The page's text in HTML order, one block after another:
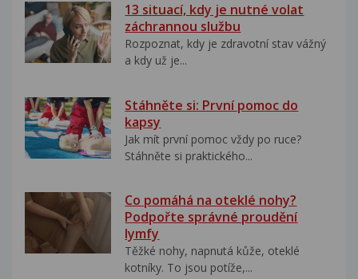
13 situací, kdy je nutné volat
záchrannou službu
Rozpoznat, kdy je zdravotní stav vážný
a kdy už je...
Stáhněte si: První pomoc do
kapsy
Jak mít první pomoc vždy po ruce?
Stáhněte si praktického...
Co pomáhá na oteklé nohy?
Podpořte správné proudění
lymfy
Těžké nohy, napnutá kůže, oteklé
kotníky. To jsou potíže,...